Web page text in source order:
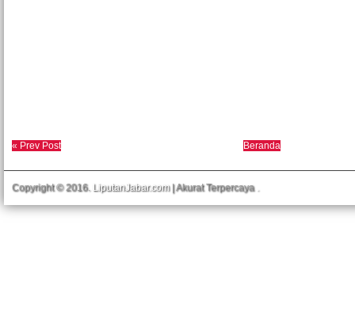
« Prev Post Beranda
Copyright © 2016. LiputanJabar.com| Akurat Terpercaya